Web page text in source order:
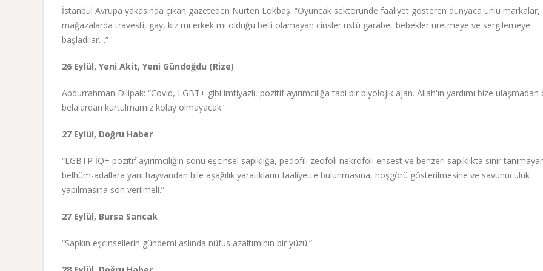
İstanbul Avrupa yakasında çıkan gazeteden Nurten Lökbaş: “Oyuncak sektöründe faaliyet gösteren dünyaca ünlü markalar,
mağazalarda travesti, gay, kız mı erkek mi olduğu belli olamayan cinsler üstü garabet bebekler üretmeye ve sergilemeye
başladılar…”
26 Eylül, Yeni Akit, Yeni Gündoğdu (Rize)
Abdurrahman Dilipak: “Covid, LGBT+ gibi imtiyazlı, pozitif ayırımcılığa tabi bir biyolojik ajan. Allah'ın yardımı bize ulaşmadan
belalardan kurtulmamız kolay olmayacak.”
27 Eylül, Doğru Haber
“LGBTP İQ+ pozitif ayırımcılığın sonu eşcinsel sapıklığa, pedofıli zeofoli nekrofoli ensest ve benzeri sapıklıkta sınır
belhüm-adallara yani hayvandan bile aşağılık yaratıkların faaliyette bulunmasına, hoşgörü gösterilmesine ve savunuculuk
yapılmasına son verilmeli.”
27 Eylül, Bursa Sancak
“Sapkın eşcinsellerin gündemi aslında nüfus azaltımının bir yüzü.”